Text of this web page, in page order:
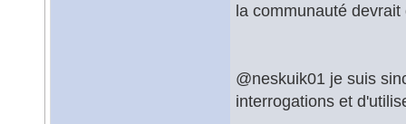
la communauté
@neskuik01 je suis
interrogations et